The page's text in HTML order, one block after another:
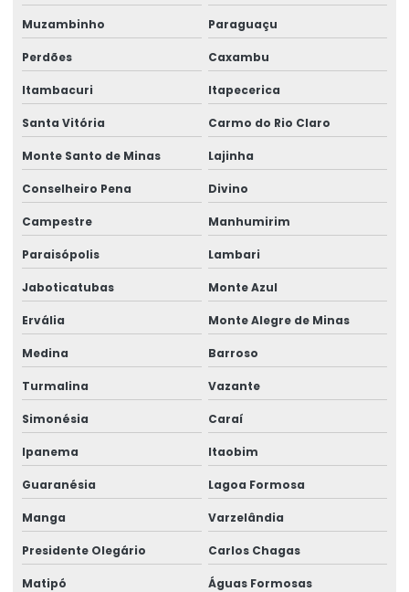
Rótulos Adesivos Personalizados
Rótulos Adesivos Transparentes Para Produtos
Rótulos Com Acabamento Fosco
Rótulos De Balança Personalizados
Rótulos De Gondola Para Loja
Rótulos De Identificação Para Produtos
Rótulos De Segurança Para Produtos
Rótulos Em Papel Couchê
Rótulos Especiais Para Bebidas
Rótulos Metalizados Para Embalagens
Rótulos Para Controle De Estoque
Rótulos Para Embalagens De Alimentos
Rótulos Para Etiquetagem De Produtos
Muzambinho Paraguaçu
Perdões Caxambu
Itambacuri Itapecerica
Santa Vitória Carmo do Rio Claro
Monte Santo de Minas Lajinha
Conselheiro Pena Divino
Campestre Manhumirim
Paraisópolis Lambari
Jaboticatubas Monte Azul
Ervália Monte Alegre de Minas
Medina Barroso
Turmalina Vazante
Simonésia Caraí
Ipanema Itaobim
Guaranésia Lagoa Formosa
Manga Varzelândia
Presidente Olegário Carlos Chagas
Matipó Águas Formosas